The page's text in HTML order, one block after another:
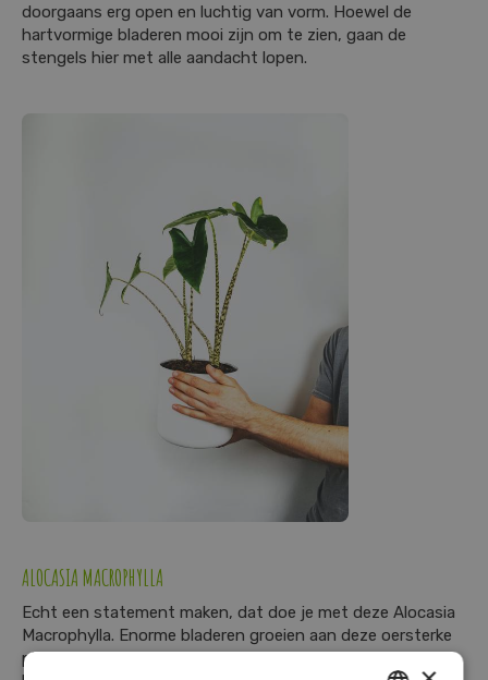
doorgaans erg open en luchtig van vorm. Hoewel de
hartvormige bladeren mooi zijn om te zien, gaan de
stengels hier met alle aandacht lopen.
ALOCASIA MACROPHYLLA
Echt een statement maken, dat doe je met deze Alocasia
Macrophylla. Enorme bladeren groeien aan deze oersterke
plant die al snel een meter groot wordt. Van de bladeren